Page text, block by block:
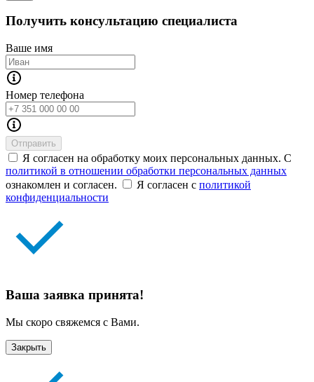
Получить консультацию специалиста
Ваше имя
Номер телефона
Отправить
Я согласен на обработку моих персональных данных. С
политикой в отношении обработки персональных данных
ознакомлен и согласен.
Я согласен с политикой
конфиденциальности
Ваша заявка принята!
Мы скоро свяжемся с Вами.
Закрыть